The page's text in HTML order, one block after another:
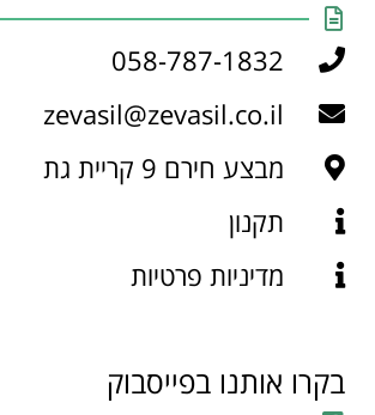
058-787-1832
zevasil@zevasil.co.il
מבצע חירם 9 קריית גת
תקנון
מדיניות פרטיות
בקרו אותנו בפייסבוק